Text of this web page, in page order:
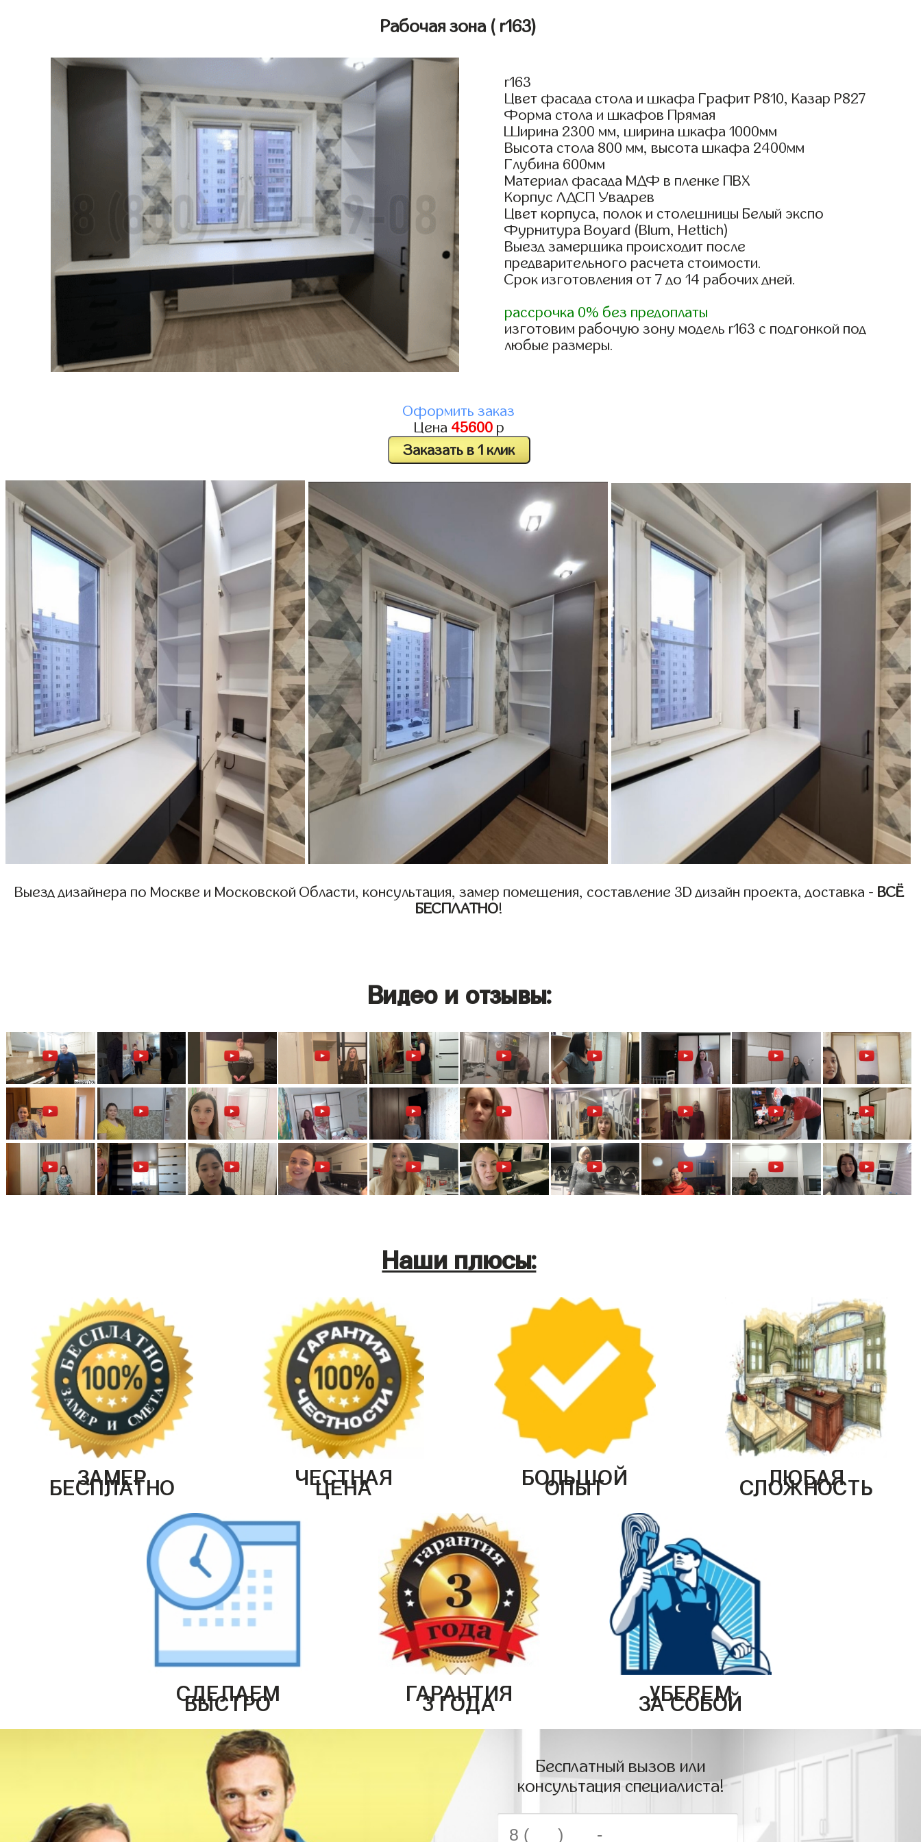
Рабочая зона ( r163)
r163
Цвет фасада стола и шкафа Графит Р810, Казар Р827
Форма стола и шкафов Прямая
Ширина 2300 мм, ширина шкафа 1000мм
Высота стола 800 мм, высота шкафа 2400мм
Глубина 600мм
Материал фасада МДФ в пленке ПВХ
Корпус ЛДСП Увадрев
Цвет корпуса, полок и столешницы Белый экспо
Фурнитура Boyard (Blum, Hettich)
Выезд замерщика происходит после
предварительного расчета стоимости.
Срок изготовления от 7 до 14 рабочих дней.
рассрочка 0% без предоплаты
изготовим рабочую зону модель r163 с подгонкой под
любые размеры.
Оформить заказ
Цена 45600р
Заказать в 1 клик
Выезд дизайнера по Москве и Московской Области, консультация, замер помещения, составление 3D дизайн проекта, доставка - ВСЁ
БЕСПЛАТНО!
Видео и отзывы:
Наши плюсы:
ЗАМЕР
БЕСПЛАТНО ЧЕСТНАЯ
ЦЕНА БОЛЬШОЙ
ОПЫТ ЛЮБАЯ
СЛОЖНОСТЬ
СДЕЛАЕМ
БЫСТРО ГАРАНТИЯ
3 ГОДА УБЕРЕМ
ЗА СОБОЙ
Бесплатный вызов или
консультация специалиста!